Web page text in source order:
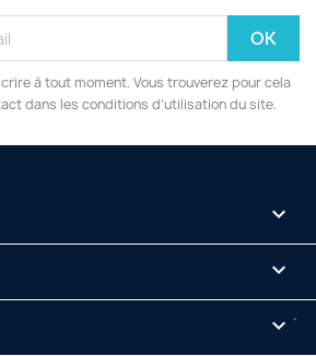
à tout moment. Vous trouverez pour cela
dans les conditions d'utilisation du site.


